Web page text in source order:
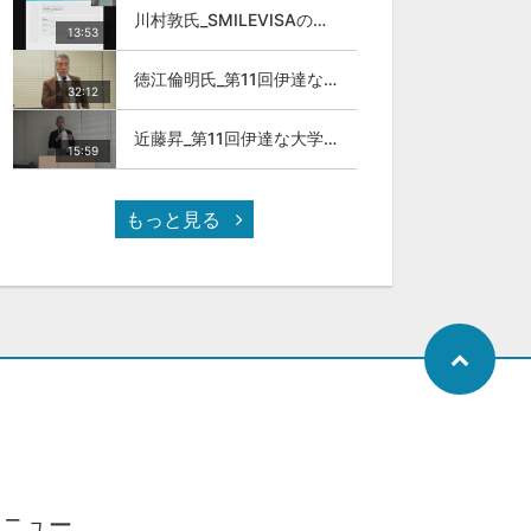
13:53
川村敦氏_SMILEVISAのサービスについて
32:12
徳江倫明氏_第11回伊達な大学院セミナー
15:59
近藤昇_第11回伊達な大学院セミナー
もっと見る
ニュー